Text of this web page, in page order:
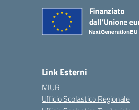
Link Esterni
MIUR
Ufficio Scolastico Regionale